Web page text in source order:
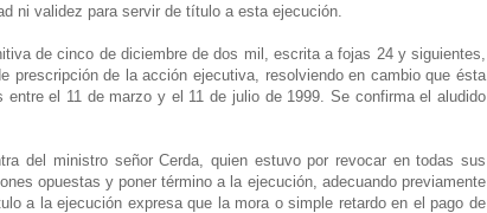
ni validez para servir de título a esta ejecución.
de cinco de diciembre de dos mil, escrita a fojas 24 y siguientes,
prescripción de la acción ejecutiva, resolviendo en cambio que ésta
el 11 de marzo y el 11 de julio de 1999. Se confirma el aludido
del ministro señor Cerda, quien estuvo por revocar en todas sus
opuestas y poner término a la ejecución, adecuando previamente
a la ejecución expresa que la mora o simple retardo en el pago de